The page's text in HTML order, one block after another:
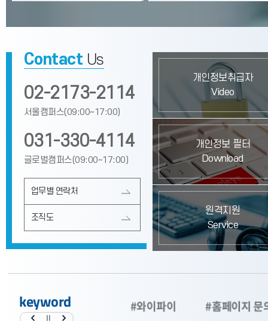
Contact Us
02-2173-2114
서울캠퍼스(09:00~17:00)
031-330-4114
글로벌캠퍼스(09:00~17:00)
업무별 연락처
조직도
개인정보취급자
Video
개인정보 필터
Download
원격지원
Service
keyword
#대학정보공시 #와이파이 #홈페이지 문